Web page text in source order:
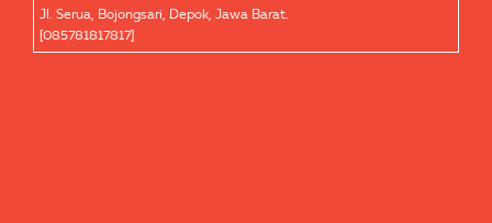
Jl. Serua, Bojongsari, Depok, Jawa Barat.
[085781817817]